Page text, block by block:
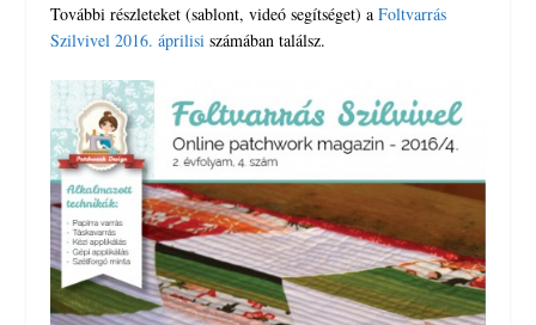
További részleteket (sablont, videó segítséget) aFoltvarrás
Szilvivel 2016. áprilisi számában találsz.